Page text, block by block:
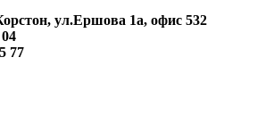
ул.Ершова 1а, офис 532
77